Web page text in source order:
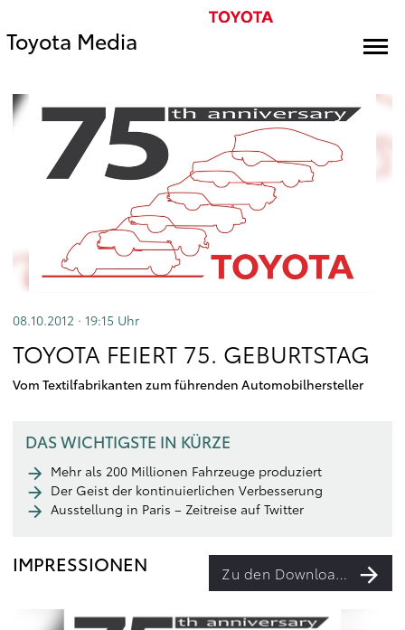
Toyota Media
08.10.2012 · 19:15 Uhr
TOYOTA FEIERT 75. GEBURTSTAG
Vom Textilfabrikanten zum führenden Automobilhersteller
DAS WICHTIGSTE IN KÜRZE
Mehr als 200 Millionen Fahrzeuge produziert
Der Geist der kontinuierlichen Verbesserung
Ausstellung in Paris – Zeitreise auf Twitter
IMPRESSIONEN Zu den Downloads